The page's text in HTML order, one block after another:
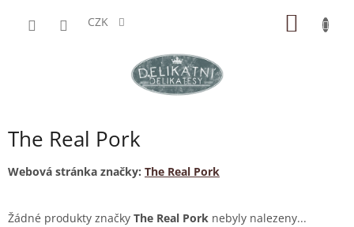
CZK
The Real Pork
Webová stránka značky: The Real Pork
Žádné produkty značky The Real Pork nebyly nalezeny...